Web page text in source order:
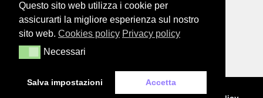
Roccamonfina: cosa vedere nel borgo medievale
Cimitile: cosa vedere tra basiliche paleocristiane
Questo sito web utilizza i cookie per
assicurarti la migliore esperienza sul nostro
sito web. Cookies policy Privacy policy
NecessariNecessari
Salva impostazioni Accetta